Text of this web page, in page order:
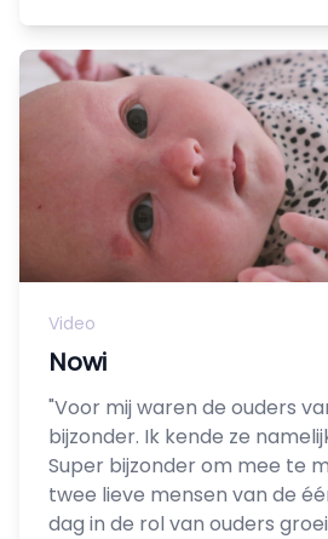
Video
Nowi
"Voor mij waren de ouders
bijzonder. Ik kende ze
Super bijzonder om mee te
twee lieve mensen van de
dag in de rol van ouders